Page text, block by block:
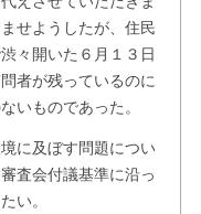
せようしたが、住民
々開いた６月１３日
者が残っているのに
いものであった。
に及ぼす問題につい
査会付議基準に沿っ
い。